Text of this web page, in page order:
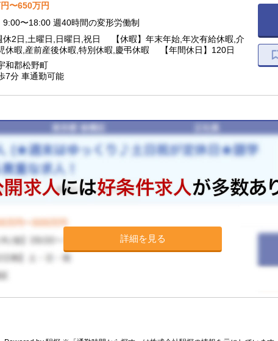
〜650万円
9:00〜18:00 週40時間の変形労働制
休2日,土曜日,日曜日,祝日 【休暇】年末年始,年次有給休暇,介
休暇,産前産後休暇,特別休暇,慶弔休暇 【年間休日】120日
和郡松野町
7分 車通勤可能
詳細を見る